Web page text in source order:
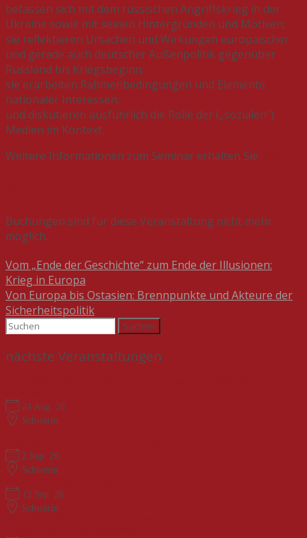
befassen sich mit dem russischen Angriffskrieg in der
Ukraine sowie mit seinen Hintergründen und Motiven;
sie reflektieren Ursachen und Wirkungen europäischer
und gerade auch deutscher Außenpolitik gegenüber
Russland bis Kriegsbeginn;
sie erarbeiten Rahmenbedingungen und Elemente
nationaler Interessen;
und diskutieren ausführlich die Rolle der („sozialen“)
Medien im Kontext.
Weitere Informationen zum Seminar erhalten Sie
Buchungen sind für diese Veranstaltung nicht mehr
möglich.
Beitragsnavigation
Vom „Ende der Geschichte“ zum Ende der Illusionen:
Krieg in Europa
Von Europa bis Ostasien: Brennpunkte und Akteure der
Sicherheitspolitik
Suchen
nächste Veranstaltungen
24 Aug. 26
Schwerin
2 Sep. 26
Schwerin
12 Sep. 26
Schwerin